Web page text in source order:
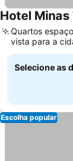
Hotel Minas
Quartos
vista para a
Selecione as
Escolha popular